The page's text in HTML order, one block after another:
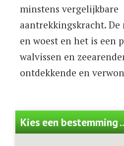
Kies een bestemming
minstens vergelijkbare
aantrekkingskracht.
en woest en het is een
walvissen en
ontdekkende en